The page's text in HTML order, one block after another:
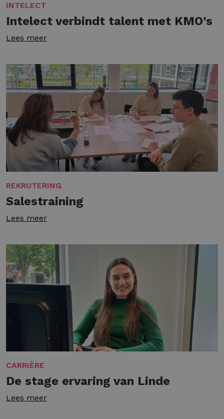
INTELECT
Intelect verbindt talent met KMO's
Lees meer
REKRUTERING
Salestraining
Lees meer
CARRIÈRE
De stage ervaring van Linde
Lees meer